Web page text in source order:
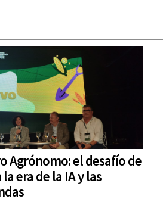
Agrónomo: el desafío de
era de la IA y las